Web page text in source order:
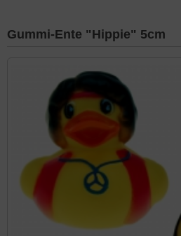
Gummi-Ente "Hippie" 5cm